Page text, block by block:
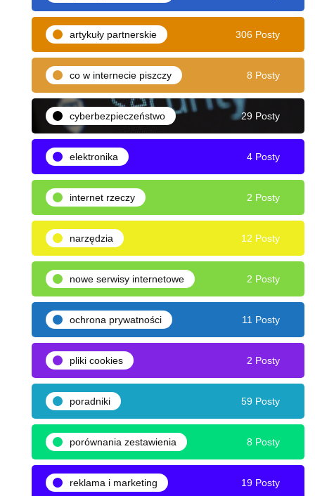
artykuły partnerskie 306 Posty
co w internecie piszczy 8 Posty
cyberbezpieczeństwo 29 Posty
elektronika 4 Posty
internet rzeczy 2 Posty
narzędzia 12 Posty
nowe serwisy internetowe 2 Posty
ochrona prywatności 11 Posty
pliki cookies 2 Posty
poradniki 59 Posty
porównania zestawienia 8 Posty
reklama i marketing 19 Posty